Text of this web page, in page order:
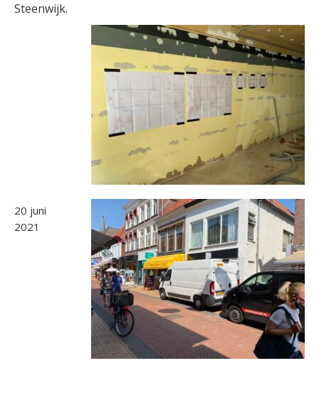
Steenwijk.
20 juni
2021